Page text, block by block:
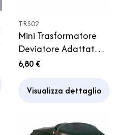
TRS02
Mini Trasformatore
Deviatore Adattatore
12 V Campeggio
6,80 €
Visualizza dettaglio